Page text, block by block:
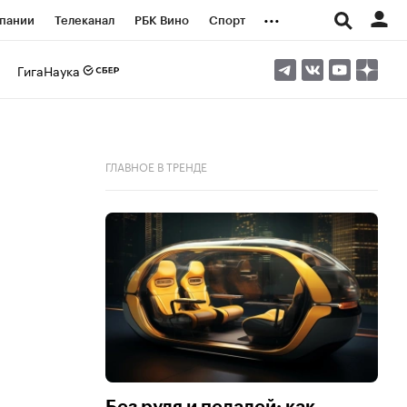
Телеканал РБК Вино Спорт ...
ГигаНаука
ГЛАВНОЕ В ТРЕНДЕ